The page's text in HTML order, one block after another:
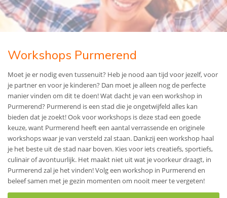
Workshops Purmerend
Moet je er nodig even tussenuit? Heb je nood aan tijd voor jezelf, voor
je partner en voor je kinderen? Dan moet je alleen nog de perfecte
manier vinden om dit te doen! Wat dacht je van een workshop in
Purmerend? Purmerend is een stad die je ongetwijfeld alles kan
bieden dat je zoekt! Ook voor workshops is deze stad een goede
keuze, want Purmerend heeft een aantal verrassende en originele
workshops waar je van versteld zal staan. Dankzij een workshop haal
je het beste uit de stad naar boven. Kies voor iets creatiefs, sportiefs,
culinair of avontuurlijk. Het maakt niet uit wat je voorkeur draagt, in
Purmerend zal je het vinden! Volg een workshop in Purmerend en
beleef samen met je gezin momenten om nooit meer te vergeten!